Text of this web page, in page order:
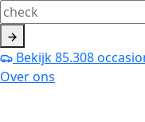
Bekijk85.308
Over ons